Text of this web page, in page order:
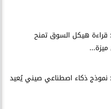
قراءة هيكل السوق تمنح
ميزة...
نموذج ذكاء اصطناعي صيني يُعيد